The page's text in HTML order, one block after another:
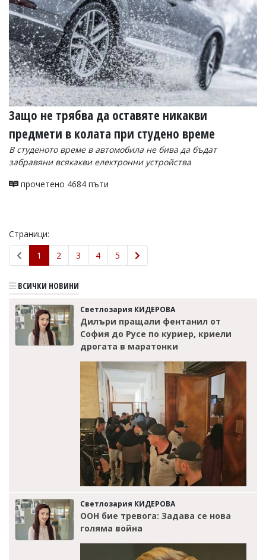
Защо не трябва да оставяте никакви
предмети в колата при студено време
В студеното време в автомобила не бива да бъдат
забравяни всякакви електронни устройства
прочетено 4684 пъти
Страници:
1
2 3 4 5
ВСИЧКИ НОВИНИ
Светлозария КИДЕРОВА
Дилъри пращали фентанил от
София до Русе по куриер, криели
дрогата в маратонки
Светлозария КИДЕРОВА
ООН бие тревога: Задава се нова
голяма война